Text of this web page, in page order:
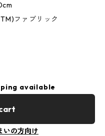
ファブリック
available
いの方向け